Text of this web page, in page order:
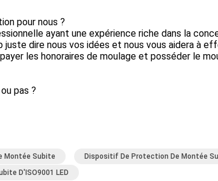
pour nous ?
ayant une expérience riche dans la
dire nous vos idées et nous vous aidera à
les honoraires de moulage et posséder le
pas ?
Montée Subite
Dispositif De Protection De Montée
D'ISO9001 LED